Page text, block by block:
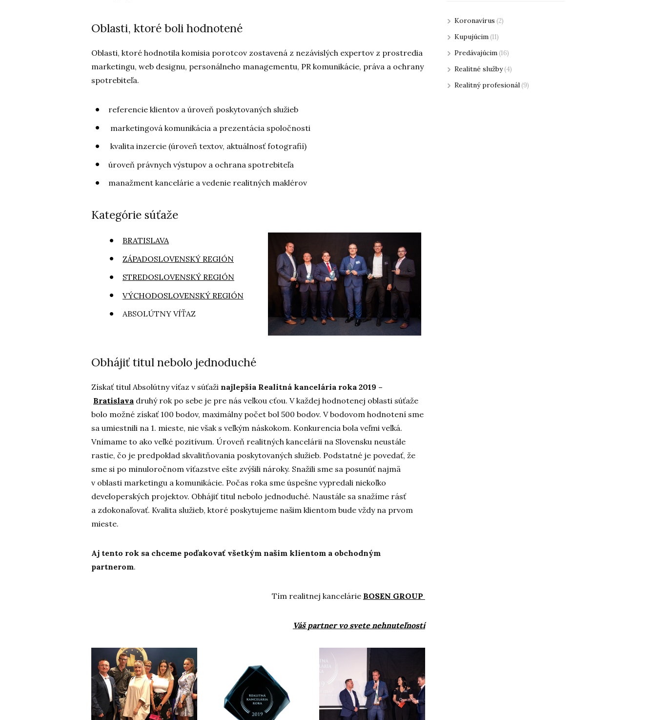
Oblasti, ktoré boli hodnotené
Oblasti, ktoré hodnotila komisia porotcov zostavená z nezávislých expertov z prostredia
marketingu, web designu, personálneho managementu, PR komunikácie, práva a ochrany
spotrebiteľa.
referencie klientov a úroveň poskytovaných služieb
marketingová komunikácia a prezentácia spoločnosti
kvalita inzercie (úroveň textov, aktuálnosť fotografií)
úroveň právnych výstupov a ochrana spotrebiteľa
manažment kancelárie a vedenie realitných maklérov
Kategórie súťaže
BRATISLAVA
ZÁPADOSLOVENSKÝ REGIÓN
STREDOSLOVENSKÝ REGIÓN
VÝCHODOSLOVENSKÝ REGIÓN
ABSOLÚTNY VÍŤAZ
Obhájiť titul nebolo jednoduché
Získať titul Absolútny víťaz v súťaži najlepšia Realitná kancelária roka 2019 –
Bratislava druhý rok po sebe je pre nás veľkou cťou. V každej hodnotenej oblasti súťaže
bolo možné získať 100 bodov, maximálny počet bol 500 bodov. V bodovom hodnotení sme
sa umiestnili na 1. mieste, nie však s veľkým náskokom. Konkurencia bola veľmi veľká.
Vnímame to ako veľké pozitívum. Úroveň realitných kancelárii na Slovensku neustále
rastie, čo je predpoklad skvalitňovania poskytovaných služieb. Podstatné je povedať, že
sme si po minuloročnom víťazstve ešte zvýšili nároky. Snažili sme sa posunúť najmä
v oblasti marketingu a komunikácie. Počas roka sme úspešne vypredali niekoľko
developerských projektov. Obhájiť titul nebolo jednoduché. Naustále sa snažíme rásť
a zdokonaľovať. Kvalita služieb, ktoré poskytujeme našim klientom bude vždy na prvom
mieste.
Aj tento rok sa chceme poďakovať všetkým našim klientom a obchodným
partnerom.
Tím realitnej kancelárie BOSEN GROUP
Váš partner vo svete nehnuteľností
Koronavírus (2)
Kupujúcim(11)
Predávajúcim(16)
Realitné služby(4)
Realitný profesionál(9)